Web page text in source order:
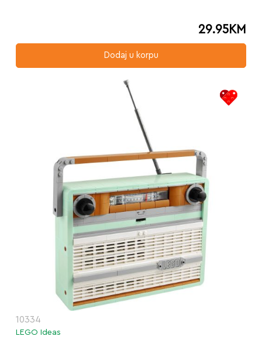
29.95KM
Dodaj u korpu
10334
LEGO Ideas